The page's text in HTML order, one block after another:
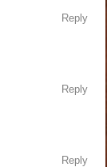
Reply
Reply
Reply